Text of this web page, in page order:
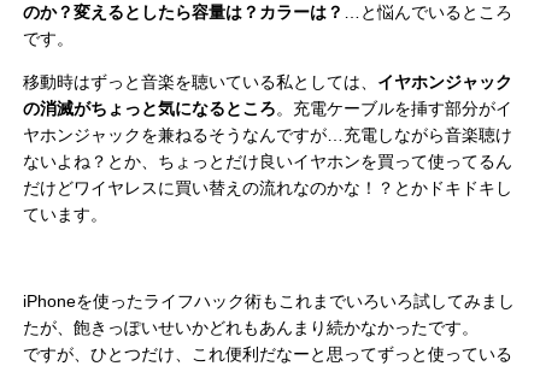
のか？変えるとしたら容量は？カラーは？ …と悩んでいるところ
です。
移動時はずっと音楽を聴いている私としては、 イヤホンジャック
の消滅がちょっと気になるところ。充電ケーブルを挿す部分がイ
ヤホンジャックを兼ねるそうなんですが…充電しながら音楽聴け
ないよね？とか、ちょっとだけ良いイヤホンを買って使ってるん
だけどワイヤレスに買い替えの流れなのかな！？とかドキドキし
ています。
iPhoneを使ったライフハック術もこれまでいろいろ試してみまし
たが、飽きっぽいせいかどれもあんまり続かなかったです。
ですが、ひとつだけ、これ便利だなーと思ってずっと使っている